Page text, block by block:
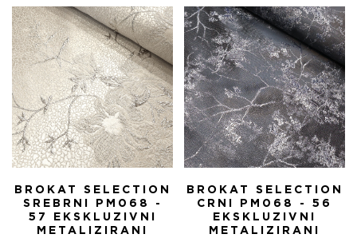
5.100,00 RSD.
BROKAT SELECTION
SREBRNI PM068 -
57 EKSKLUZIVNI
METALIZIRANI
BROKAT SELECTION
CRNI PM068 - 56
EKSKLUZIVNI
METALIZIRANI